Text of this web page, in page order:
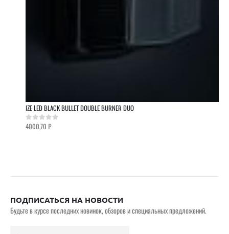
IZE LED BLACK BULLET DOUBLE BURNER DUO
0out of 5
4000,70 ₽
ПОДПИСАТЬСЯ НА НОВОСТИ
Будьте в курсе последних новинок, обзоров и специальных предложений.